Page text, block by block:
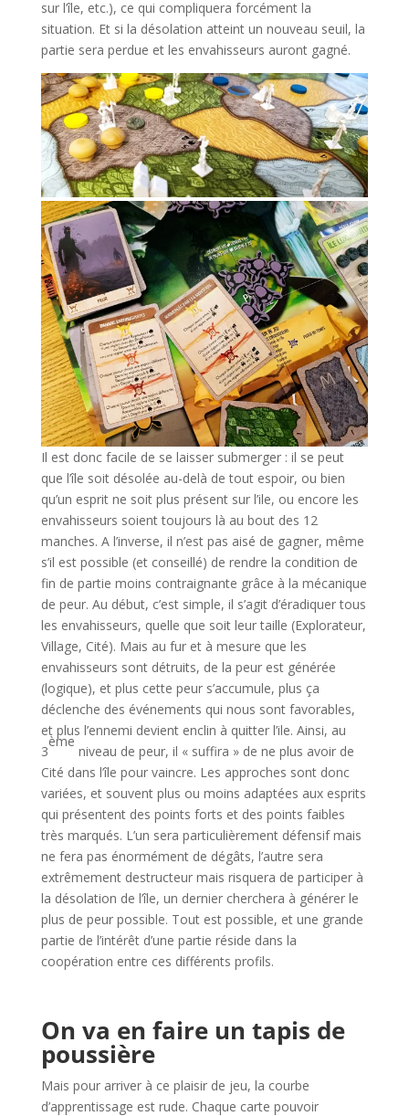
sur l’île, etc.), ce qui compliquera forcément la
situation. Et si la désolation atteint un nouveau seuil, la
partie sera perdue et les envahisseurs auront gagné.
Il est donc facile de se laisser submerger : il se peut
que l’île soit désolée au-delà de tout espoir, ou bien
qu’un esprit ne soit plus présent sur l’ile, ou encore les
envahisseurs soient toujours là au bout des 12
manches. A l’inverse, il n’est pas aisé de gagner, même
s’il est possible (et conseillé) de rendre la condition de
fin de partie moins contraignante grâce à la mécanique
de peur. Au début, c’est simple, il s’agit d’éradiquer tous
les envahisseurs, quelle que soit leur taille (Explorateur,
Village, Cité). Mais au fur et à mesure que les
envahisseurs sont détruits, de la peur est générée
(logique), et plus cette peur s’accumule, plus ça
déclenche des événements qui nous sont favorables,
et plus l’ennemi devient enclin à quitter l’ile. Ainsi, au
3
ème
niveau de peur, il « suffira » de ne plus avoir de
Cité dans l’île pour vaincre. Les approches sont donc
variées, et souvent plus ou moins adaptées aux esprits
qui présentent des points forts et des points faibles
très marqués. L’un sera particulièrement défensif mais
ne fera pas énormément de dégâts, l’autre sera
extrêmement destructeur mais risquera de participer à
la désolation de l’île, un dernier cherchera à générer le
plus de peur possible. Tout est possible, et une grande
partie de l’intérêt d’une partie réside dans la
coopération entre ces différents profils.
On va en faire un tapis de
poussière
Mais pour arriver à ce plaisir de jeu, la courbe
d’apprentissage est rude. Chaque carte pouvoir